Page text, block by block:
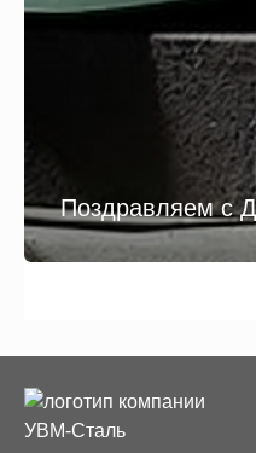
Поздравляем с